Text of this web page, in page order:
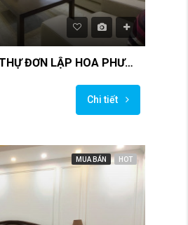
CẦN BÁN GẤP BIỆT THỰ ĐƠN LẬP HOA PHƯỢNG – RỘNG ĐẸP
Chi tiết
MUA BÁN HOT